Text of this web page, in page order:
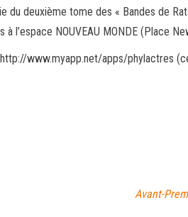
deuxième tome des « Bandes de
l’espace NOUVEAU MONDE (Place
www.myapp.net/apps/phylactres
Avant-